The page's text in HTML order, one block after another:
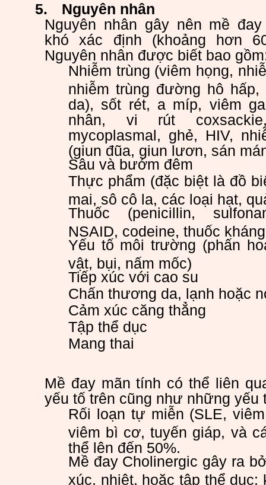
5.
Nguyên nhân
Nguyên nhân gây nên mề
khó xác định (khoảng hơn
Nguyên nhân được biết bao
Nhiễm trùng (viêm họng,
nhiễm trùng đường hô hấp,
da), sốt rét, a míp, viêm
nhân, vi rút
mycoplasmal, ghẻ, HIV,
(giun đũa, giun lươn, sán
Sâu và bướm đêm
Thực phẩm (đặc biệt là đồ
mai, sô cô la, các loại hạt,
Thuốc (penicillin,
NSAID, codeine, thuốc
Yếu tố môi trường (phấn
vật, bụi, nấm mốc)
Tiếp xúc với cao su
Chấn thương da, lạnh hoặc
Cảm xúc căng thẳng
Tập thể dục
Mang thai
Mề đay mãn tính có thể liên
yếu tố trên cũng như những yếu
Rối loạn tự miễn (SLE,
viêm bì cơ, tuyến giáp, và
thể lên đến 50%.
Mề đay Cholinergic gây ra
xúc, nhiệt, hoặc tập thể dục;